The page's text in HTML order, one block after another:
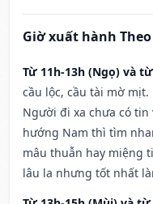
Giờ xuất hành
Từ 11h-13h (Ngọ) và
cầu lộc, cầu tài mờ
Người đi xa chưa có
hướng Nam thì tìm
mâu thuẫn hay miệng
lâu la nhưng tốt nhất